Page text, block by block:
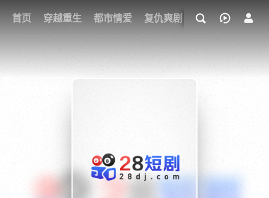
首页 穿越重生 都市情爱 复仇爽剧 玄幻武侠 奇幻
我的观影记录